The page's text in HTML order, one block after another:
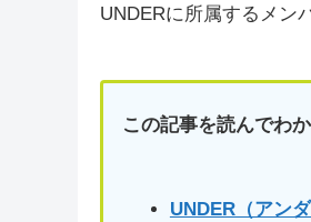
UNDERに所属するメン
この記事を読んでわ
UNDER（アン